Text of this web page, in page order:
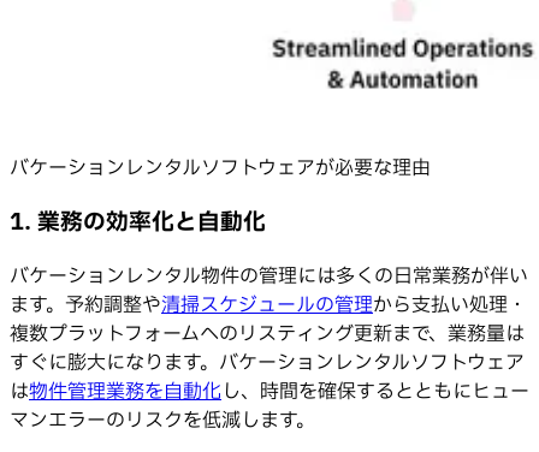
バケーションレンタルソフトウェアが必要な理由
1. 業務の効率化と自動化
バケーションレンタル物件の管理には多くの日常業務が伴い
ます。予約調整や清掃スケジュールの管理から支払い処理・
複数プラットフォームへのリスティング更新まで、業務量は
すぐに膨大になります。バケーションレンタルソフトウェア
は物件管理業務を自動化し、時間を確保するとともにヒュー
マンエラーのリスクを低減します。